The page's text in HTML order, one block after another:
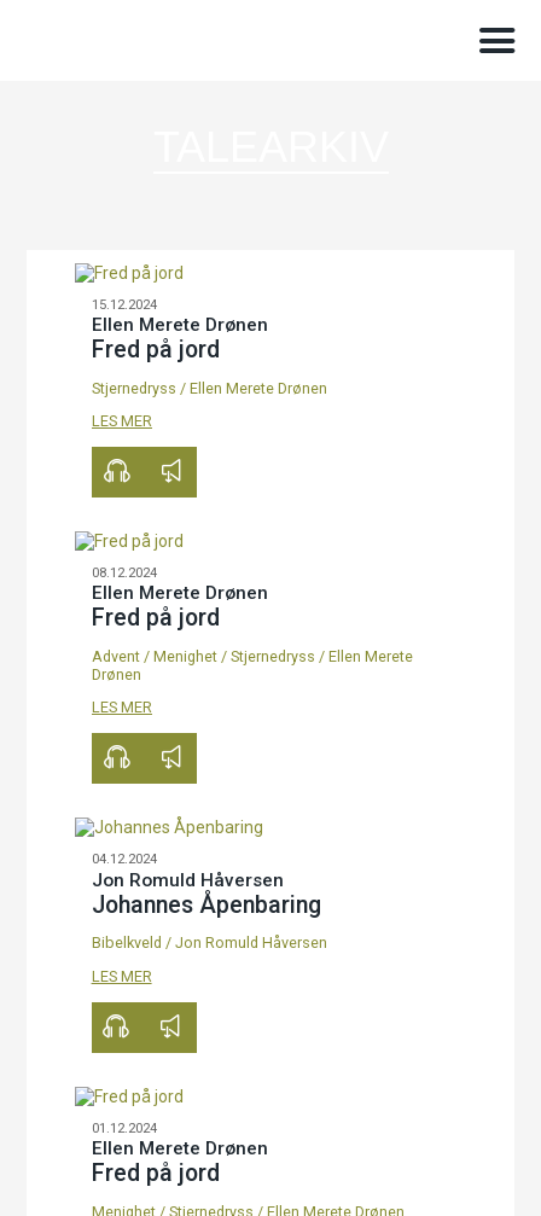
15.12.2024
Ellen Merete Drønen
Fred på jord
00:00
Stjernedryss / Ellen Merete Drønen
LES MER
08.12.2024
Ellen Merete Drønen
Fred på jord
Advent/ Menighet/ Stjernedryss / Ellen Merete
Drønen
LES MER
04.12.2024
Jon Romuld Håversen
Johannes Åpenbaring
Bibelkveld / Jon Romuld Håversen
LES MER
01.12.2024
Ellen Merete Drønen
Fred på jord
Menighet/ Stjernedryss / Ellen Merete Drønen